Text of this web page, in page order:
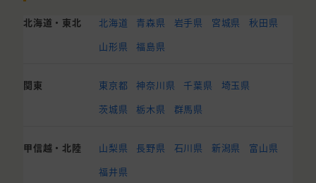
北海道・東北 北海道 青森県 岩手県 宮城県
秋田県
山形県
福島県
関東 東京都 神奈川県 千葉県
埼玉県
茨城県
栃木県 群馬県
甲信越・北陸 山梨県 長野県 石川県 新潟県
富山県
福井県